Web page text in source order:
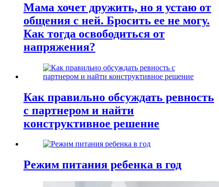
Мама хочет дружить, но я устаю от
общения с ней. Бросить ее не могу.
Как тогда освободиться от
напряжения?
Как правильно обсуждать ревность
с партнером и найти
конструктивное решение
Режим питания ребенка в год